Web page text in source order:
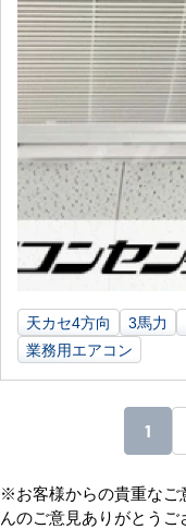
天カセ4方向 3馬力
業務用エアコン
1
※お客様からの貴重なご
んのご意見ありがとうご